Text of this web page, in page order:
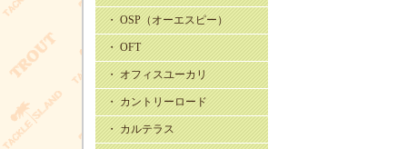
・ OSP（オーエスピー）
・ OFT
・ オフィスユーカリ
・ カントリーロード
・ カルテラス